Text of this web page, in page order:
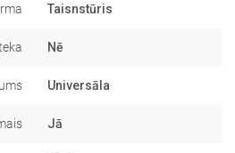
Taisnstūris
Nē
Universāla
Jā